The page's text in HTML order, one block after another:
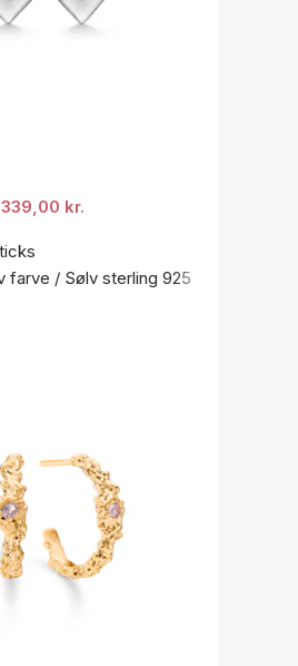
339,00 kr.
farve / Sølv sterling 925